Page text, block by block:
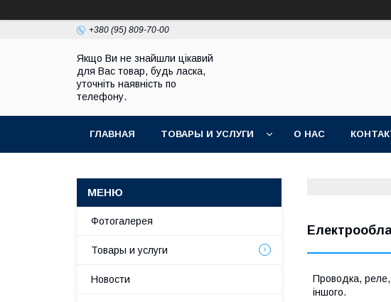
+380 (95) 809-70-00
Якщо Ви не знайшли цікавий
для Вас товар, будь ласка,
уточніть наявність по
телефону.
ГЛАВНАЯ ТОВАРЫ И УСЛУГИ О НАС
Проводка, реле,
іншого.
Фотогалерея
Товары и услуги
Новости